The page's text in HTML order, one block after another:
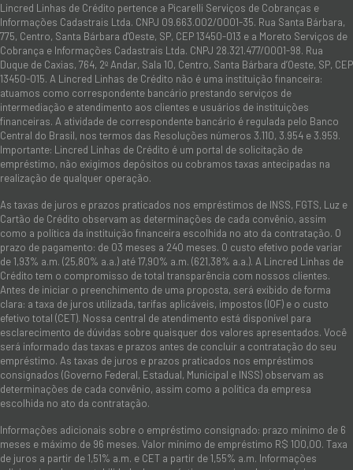
Lincred Linhas de Crédito pertence a Picarelli Serviços de Cobranças e
Informações Cadastrais Ltda. CNPJ 09.663.002/0001-35. Rua Santa Bárbara,
775, Centro, Santa Bárbara d'Oeste, SP, CEP 13450-013 e a Moreto Serviços de
Cobrança e Informações Cadastrais Ltda. CNPJ 28.321.477/0001-98. Rua
Duque de Caxias, 764, 2º Andar, Sala 10, Centro, Santa Bárbara d’Oeste, SP, CEP
13450-015. A Lincred Linhas de Crédito não é uma instituição financeira:
atuamos como correspondente bancário prestando serviços de
intermediação e atendimento aos clientes e usuários de instituições
financeiras. A atividade de correspondente bancário é regulada pelo Banco
Central do Brasil, nos termos das Resoluções números 3.110, 3.954 e 3.959.
Importante: Lincred Linhas de Crédito é um portal de solicitação de
empréstimo, não exigimos depósitos ou cobramos taxas antecipadas na
realização de qualquer operação.
As taxas de juros e prazos praticados nos empréstimos de INSS, FGTS, Luz e
Cartão de Crédito observam as determinações de cada convênio, assim
como a política da instituição financeira escolhida no ato da contratação. O
prazo de pagamento: de 03 meses a 240 meses. O custo efetivo pode variar
de 1,93% a.m. (25,80% a.a.) até 17,90% a.m. (621,38% a.a.). A Lincred Linhas de
Crédito tem o compromisso de total transparência com nossos clientes.
Antes de iniciar o preenchimento de uma proposta, será exibido de forma
clara: a taxa de juros utilizada, tarifas aplicáveis, impostos (IOF) e o custo
efetivo total (CET). Nossa central de atendimento está disponível para
esclarecimento de dúvidas sobre quaisquer dos valores apresentados. Você
será informado das taxas e prazos antes de concluir a contratação do seu
empréstimo. As taxas de juros e prazos praticados nos empréstimos
consignados (Governo Federal, Estadual, Municipal e INSS) observam as
determinações de cada convênio, assim como a política da empresa
escolhida no ato da contratação.
Informações adicionais sobre o empréstimo consignado: prazo mínimo de 6
meses e máximo de 96 meses. Valor mínimo de empréstimo R$ 100,00. Taxa
de juros a partir de 1,51% a.m. e CET a partir de 1,55% a.m. Informações